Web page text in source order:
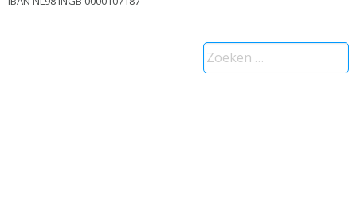
Zoeken
naar: